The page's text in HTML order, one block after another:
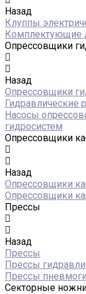
Назад
Клуппы
Комплектующие
Опрессовщики
Назад
Опрессовщики
Гидравлические
Насосы
гидросистем
Опрессовщики
Назад
Опрессовщики
Опрессовщики
Прессы
Назад
Прессы
Прессы
Прессы
Секторные